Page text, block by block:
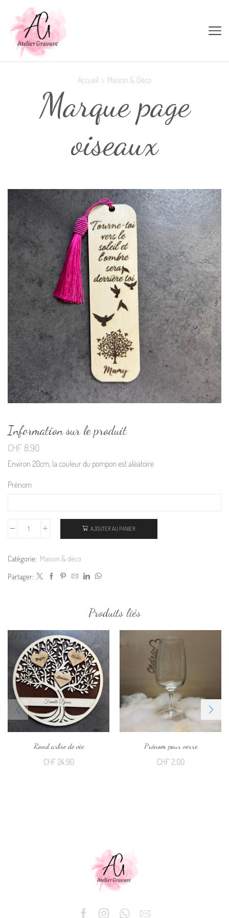
Accueil Maison & Déco
Marque page
oiseaux
Information sur le produit
CHF 8.90
Environ 20cm, la couleur du pompon est aléatoire
Prénom
AJOUTER AU PANIER
Catégorie: Maison & déco
Partager:
Produits liés
Rond arbre de vie
CHF24.90
Prénom pour verre
CHF2.00